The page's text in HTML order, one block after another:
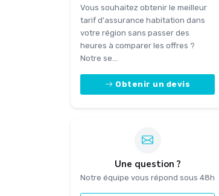
Vous souhaitez obtenir le meilleur
tarif d'assurance habitation dans
votre région sans passer des
heures à comparer les offres ?
Notre se...
Obtenir un devis
Une question ?
Notre équipe vous répond sous 48h